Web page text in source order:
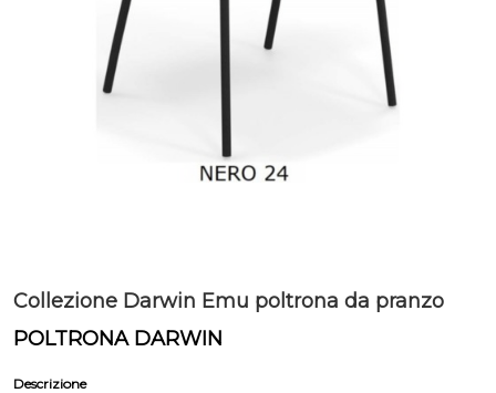
Collezione Darwin Emu poltrona da pranzo
POLTRONA DARWIN
Descrizione